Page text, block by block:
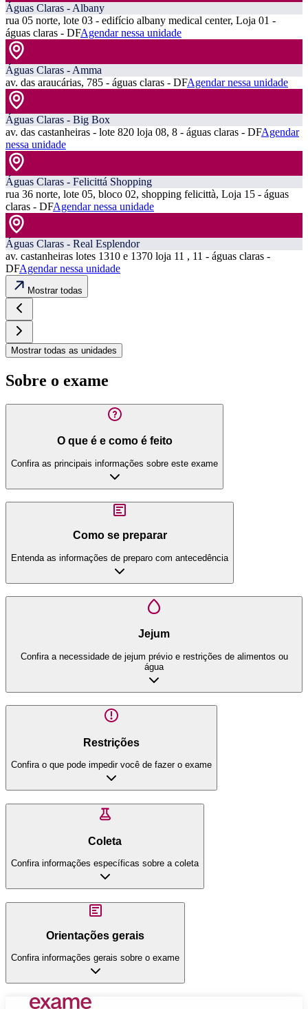
Águas Claras - Albany
rua 05 norte, lote 03 - edifício albany medical center, Loja 01 -
águas claras - DFAgendar nessa unidade
Águas Claras - Amma
av. das araucárias, 785 - águas claras - DFAgendar nessa unidade
Águas Claras - Big Box
av. das castanheiras - lote 820 loja 08, 8 - águas claras - DFAgendar
nessa unidade
Águas Claras - Felicittá Shopping
rua 36 norte, lote 05, bloco 02, shopping felicittà, Loja 15 - águas
claras - DFAgendar nessa unidade
Águas Claras - Real Esplendor
av. castanheiras lotes 1310 e 1370 loja 11 , 11 - águas claras -
DFAgendar nessa unidade
Mostrar todas
Mostrar todas as unidades
Sobre o exame
O que é e como é feito
Confira as principais informações sobre este exame
Como se preparar
Entenda as informações de preparo com antecedência
Jejum
Confira a necessidade de jejum prévio e restrições de alimentos ou
água
Restrições
Confira o que pode impedir você de fazer o exame
Coleta
Confira informações específicas sobre a coleta
Orientações gerais
Confira informações gerais sobre o exame